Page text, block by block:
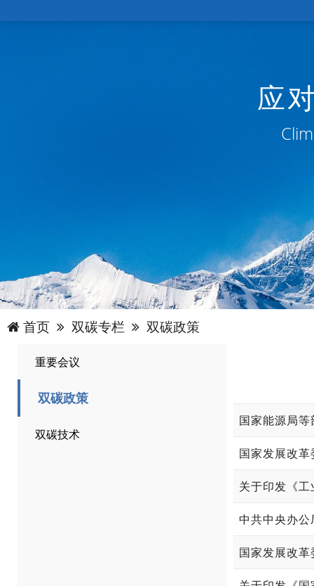
应
首页 双碳专栏 双碳政策
重要会议
双碳政策
双碳技术
国家能源局
国家发展改
关于印发《
中共中央办
国家发展改